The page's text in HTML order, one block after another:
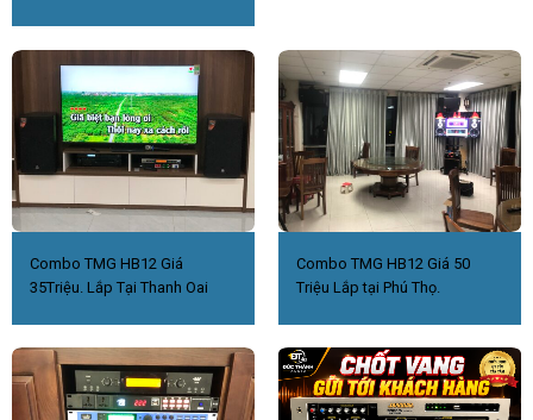
Combo TMG HB12 Giá
35Triệu. Lắp Tại Thanh Oai
Combo TMG HB12 Giá 50
Triệu Lắp tại Phú Thọ.